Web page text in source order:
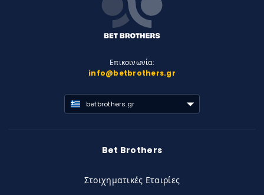
Επικοινωνία:
info@betbrothers.gr
betbrothers.gr
Bet Brothers
Στοιχηματικές Εταιρίες